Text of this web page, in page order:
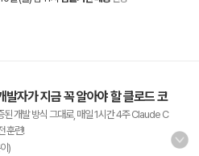
발자가 지금 꼭 알아야 할 클로드 코
된 개발 방식 그대로, 매일 1시간 4주 Claude C
훈련!
)